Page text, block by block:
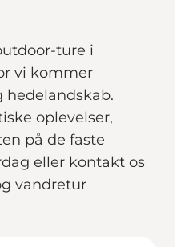
ture i
vi kommer
hedelandskab.
oplevelser,
på de faste
eller kontakt os
vandretur